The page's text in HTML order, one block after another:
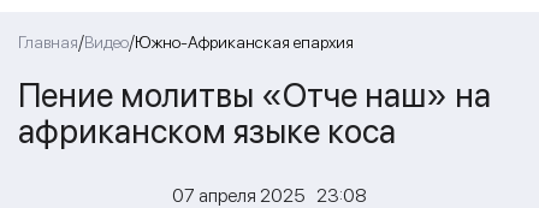
Главная/Видео/Южно-Африканская епархия
Пение молитвы «Отче наш» на
африканском языке коса
07 апреля 2025 23:08